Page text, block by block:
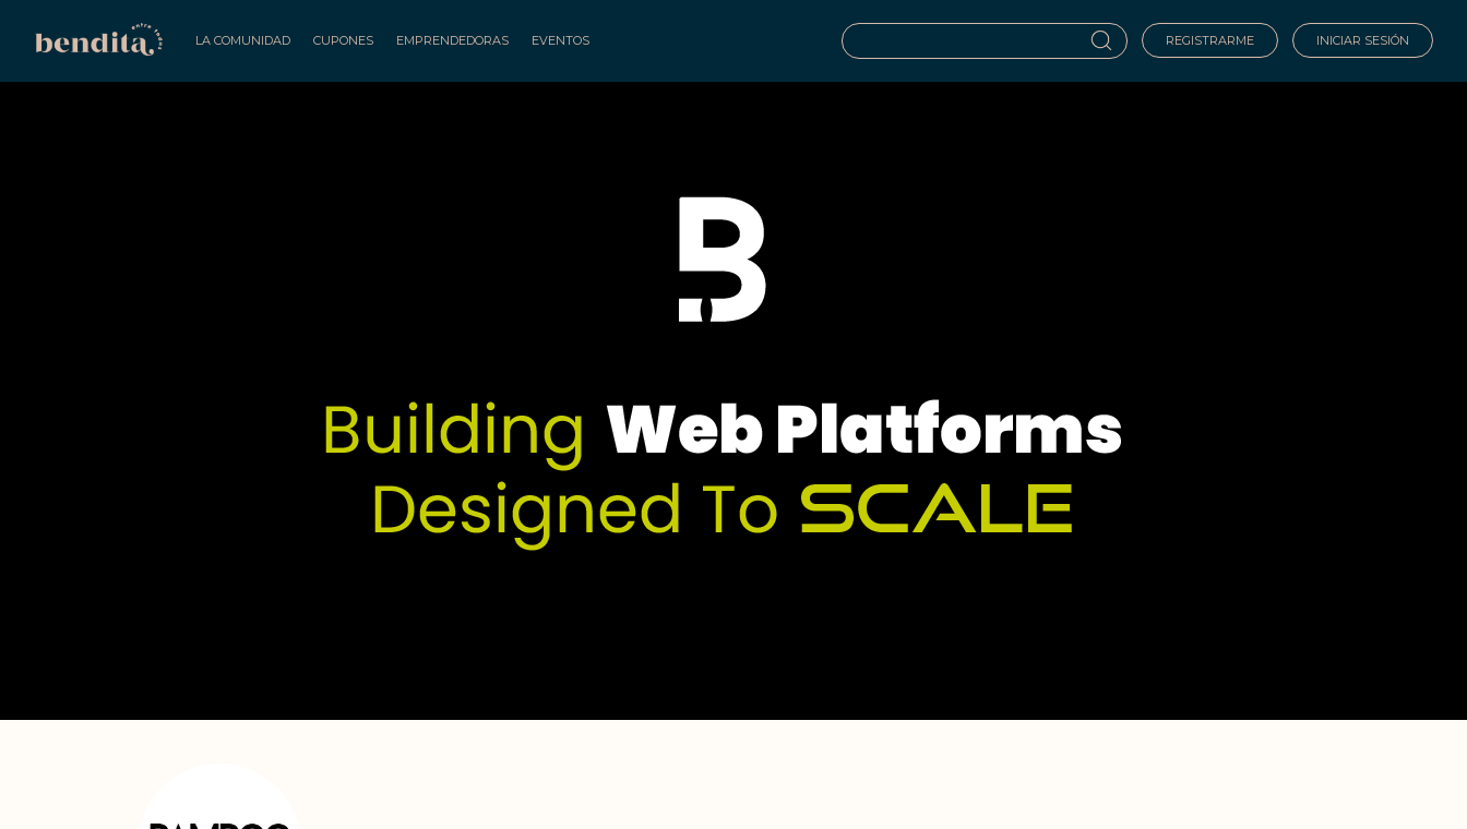
LA COMUNIDAD CUPONES EMPRENDEDORAS EVENTOS REGISTRARME INICIAR SESIÓN